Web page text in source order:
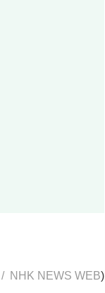
/ NHK NEWS WEB)